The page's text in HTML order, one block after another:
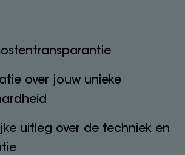
over jouw unieke
uitleg over de techniek en